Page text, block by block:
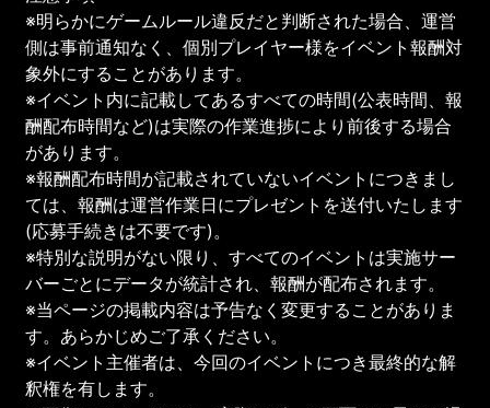
※明らかにゲームルール違反だと判断された場合、運営
側は事前通知なく、個別プレイヤー様をイベント報酬対
象外にすることがあります。
※イベント内に記載してあるすべての時間(公表時間、報
酬配布時間など)は実際の作業進捗により前後する場合
があります。
※報酬配布時間が記載されていないイベントにつきまし
ては、報酬は運営作業日にプレゼントを送付いたします
(応募手続きは不要です)。
※特別な説明がない限り、すべてのイベントは実施サー
バーごとにデータが統計され、報酬が配布されます。
※当ページの掲載内容は予告なく変更することがありま
す。あらかじめご了承ください。
※イベント主催者は、今回のイベントにつき最終的な解
釈権を有します。